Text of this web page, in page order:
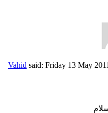
Vahid said: Friday 13 May 2011